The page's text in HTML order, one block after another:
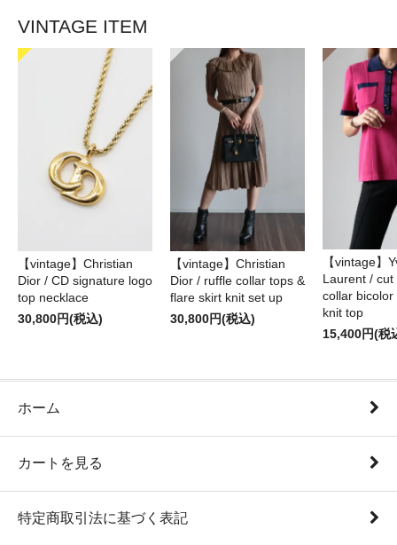
VINTAGE ITEM
【vintage】Christian
Dior / CD signature logo
top necklace
30,800円(税込)
【vintage】Christian
Dior / ruffle collar tops &
flare skirt knit set up
30,800円(税込)
【vintage】
Laurent / cut
collar bicolor
knit top
15,400円(税
ホーム
カートを見る
特定商取引法に基づく表記